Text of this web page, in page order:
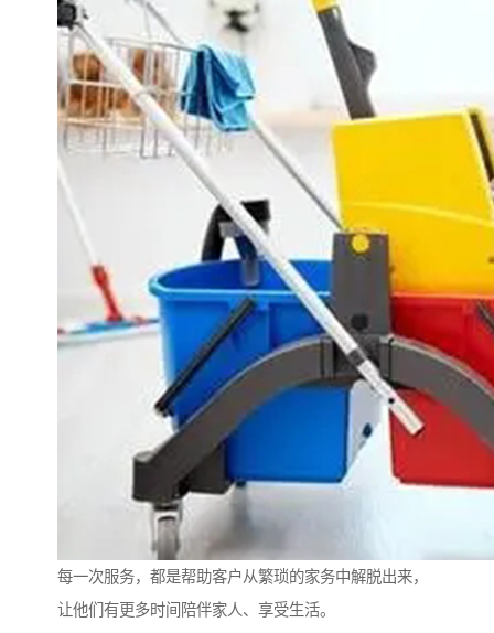
每一次服务，都是帮助客户从繁琐的家务中解脱出来，
让他们有更多时间陪伴家人、享受生活。